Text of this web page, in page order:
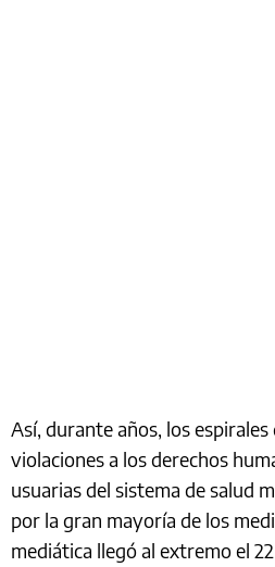
Así, durante años, los
violaciones a los derechos
usuarias del sistema de salud
por la gran mayoría de los
mediática llegó al extremo el